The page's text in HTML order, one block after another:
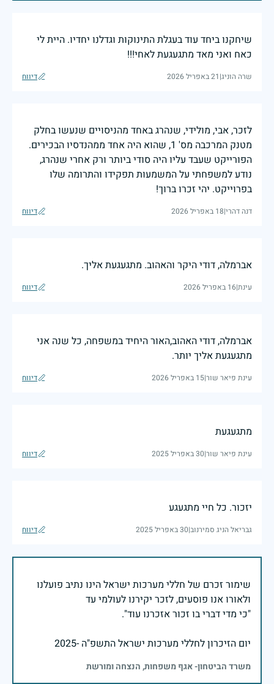
שיחקנו ביחד עוד בעגלת התינוקות וגדלנו יחדיו. היית לי
כאח ואני מאד מתגעגעת לאחי!!!
שרה הוניג|21 באפריל 2026 דיווח
לזכר, אבי, מולידי, שנהרג באחד מהניסויים שנעשו בחלק
מטנק המרכבה מס' 1, שהוא היה אחד ממהנדסיו הבכירים.
הפורייקט שעבד עליו היה סודי ביותר ורק אחרי שנהרג,
נודע למשפחתי על המשמעות תפקידו והתרומה שלו
בפרוייקט. יהי זכרו ברוך!
דנה דהרי|18 באפריל 2026 דיווח
אברמלה, דודי היקר והאהוב. מתגעגעת אליך.
עינת|16 באפריל 2026 דיווח
אברמלה, דודי האהוב,האור היחיד במשפחה, כל שנה אני
מתגעגעת אליך יותר.
עינת פיאר שור|15 באפריל 2026 דיווח
מתגעגעת
עינת פיאר שור|30 באפריל 2025 דיווח
יזכור. כל חיי מתגעגע
גבריאל הניג סמירנוב|30 באפריל 2025 דיווח
שימור זכרם של חללי מערכות ישראל הינו נתיב פועלנו
יום הזיכרון לחללי מערכות ישראל התשפ"ה -2025
משרד הביטחון- אגף משפחות, הנצחה ומורשת